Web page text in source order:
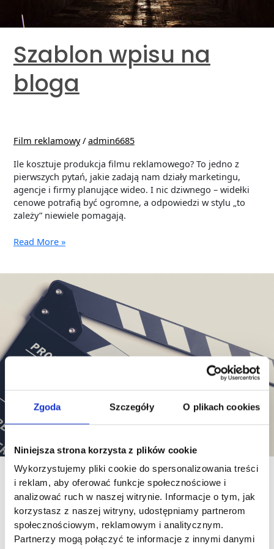
Zgoda Szczegóły O plikach cookies
Niniejsza strona korzysta z plików cookie
Wykorzystujemy pliki cookie do spersonalizowania treści
i reklam, aby oferować funkcje społecznościowe i
analizować ruch w naszej witrynie. Informacje o tym, jak
korzystasz z naszej witryny, udostępniamy partnerom
społecznościowym, reklamowym i analitycznym.
Partnerzy mogą połączyć te informacje z innymi danymi
Szablon wpisu na
bloga
Film reklamowy/admin6685
Ile kosztuje produkcja filmu reklamowego? To jedno z
pierwszych pytań, jakie zadają nam działy marketingu,
agencje i firmy planujące wideo. I nic dziwnego – widełki
cenowe potrafią być ogromne, a odpowiedzi w stylu „to
zależy” niewiele pomagają.
Read More »
Ile kosztuje produkcja
filmu reklamowego i
od czego zależy cena?
kosztuje
produkcja
filmu
reklamowego
i
od